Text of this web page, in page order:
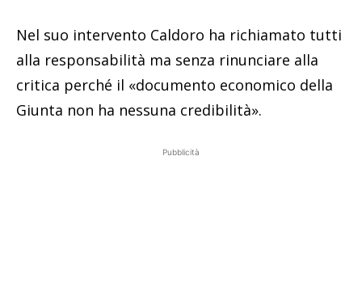
Nel suo intervento Caldoro ha richiamato tutti
alla responsabilità ma senza rinunciare alla
critica perché il «documento economico della
Giunta non ha nessuna credibilità».
Pubblicità